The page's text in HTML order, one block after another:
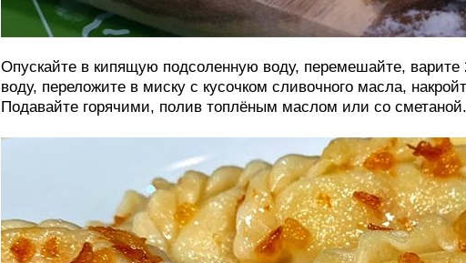
Опускайте в кипящую подсоленную воду, перемешайте,
воду, переложите в миску с кусочком сливочного масла,
Подавайте горячими, полив топлёным маслом или со сметаной.